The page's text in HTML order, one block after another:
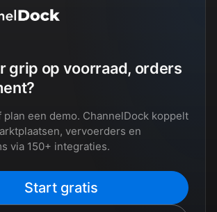
grip op voorraad, orders
een demo. ChannelDock koppelt
vervoerders en
via 150+ integraties.
Start gratis